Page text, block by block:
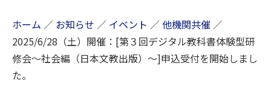
ホーム ／ お知らせ ／ イベント ／他機関共催 ／
2025/6/28（土）開催：[第３回デジタル教科書体験型研
修会～社会編（日本文教出版）～]申込受付を開始しまし
た。